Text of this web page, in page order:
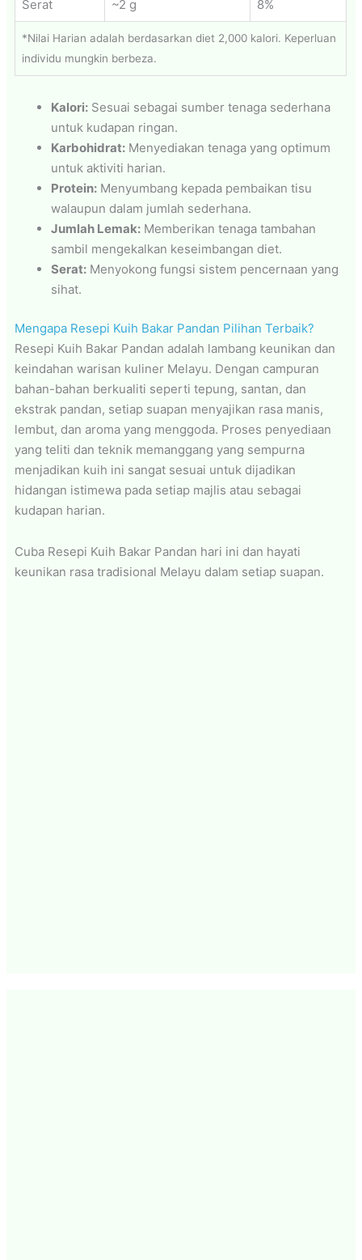
Serat ~2 g 8%
*Nilai Harian adalah berdasarkan diet 2,000 kalori. Keperluan
individu mungkin berbeza.
Kalori: Sesuai sebagai sumber tenaga sederhana
untuk kudapan ringan.
Karbohidrat: Menyediakan tenaga yang optimum
untuk aktiviti harian.
Protein: Menyumbang kepada pembaikan tisu
walaupun dalam jumlah sederhana.
Jumlah Lemak: Memberikan tenaga tambahan
sambil mengekalkan keseimbangan diet.
Serat: Menyokong fungsi sistem pencernaan yang
sihat.
Mengapa Resepi Kuih Bakar Pandan Pilihan Terbaik?
Resepi Kuih Bakar Pandan adalah lambang keunikan dan
keindahan warisan kuliner Melayu. Dengan campuran
bahan-bahan berkualiti seperti tepung, santan, dan
ekstrak pandan, setiap suapan menyajikan rasa manis,
lembut, dan aroma yang menggoda. Proses penyediaan
yang teliti dan teknik memanggang yang sempurna
menjadikan kuih ini sangat sesuai untuk dijadikan
hidangan istimewa pada setiap majlis atau sebagai
kudapan harian.
Cuba Resepi Kuih Bakar Pandan hari ini dan hayati
keunikan rasa tradisional Melayu dalam setiap suapan.